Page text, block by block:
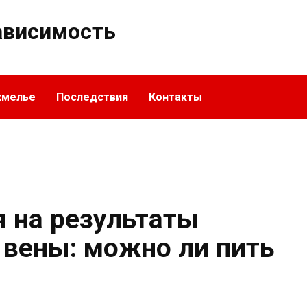
Последствия Контакты
на результаты
вены: можно ли пить